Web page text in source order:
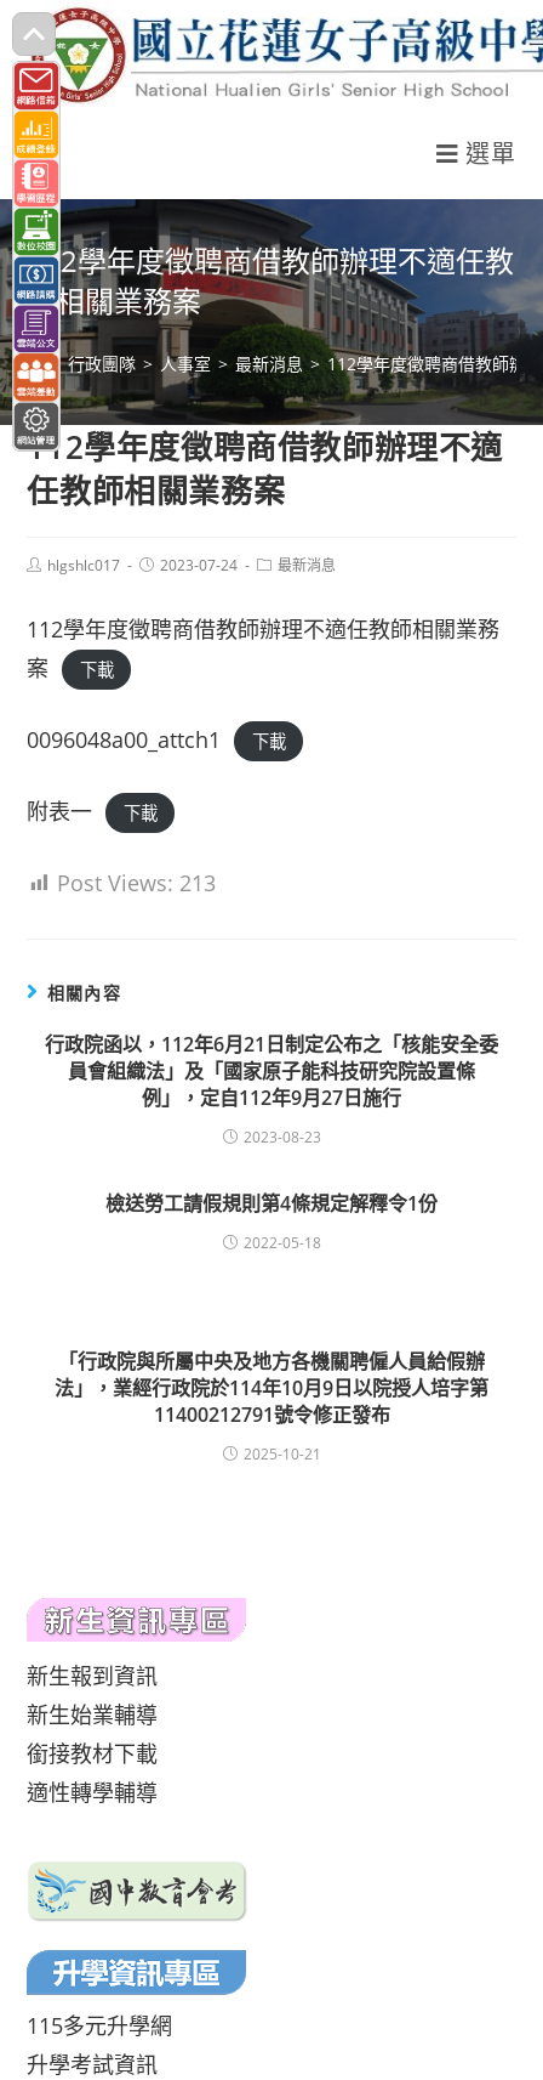
跳
轉
至
主
要
內
容
選單
112學年度徵聘商借教師辦理不適任教
師相關業務案
> 行政團隊 > 人事室 > 最新消息 > 112學年度徵聘商借教師辦
112學年度徵聘商借教師辦理不適
任教師相關業務案
Posthlgshlc017
Post2023-07-24
Post最新消息
112學年度徵聘商借教師辦理不適任教師相關業務
案
下載
0096048a00_attch1 下載
附表一 下載
Post Views: 213
相關內容
行政院函以，112年6月21日制定公布之「核能安全委
員會組織法」及「國家原子能科技研究院設置條
例」，定自112年9月27日施行
2023-08-23
檢送勞工請假規則第4條規定解釋令1份
2022-05-18
「行政院與所屬中央及地方各機關聘僱人員給假辦
法」，業經行政院於114年10月9日以院授人培字第
11400212791號令修正發布
2025-10-21
新生報到資訊
新生始業輔導
銜接教材下載
適性轉學輔導
115多元升學網
升學考試資訊